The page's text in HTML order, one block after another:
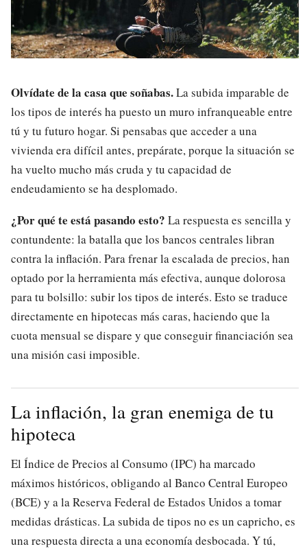
Olvídate de la casa que soñabas.La subida imparable de
los tipos de interés ha puesto un muro infranqueable entre
tú y tu futuro hogar. Si pensabas que acceder a una
vivienda era difícil antes, prepárate, porque la situación se
ha vuelto mucho más cruda y tu capacidad de
endeudamiento se ha desplomado.
¿Por qué te está pasando esto? La respuesta es sencilla y
contundente: la batalla que los bancos centrales libran
contra la inflación. Para frenar la escalada de precios, han
optado por la herramienta más efectiva, aunque dolorosa
para tu bolsillo: subir los tipos de interés. Esto se traduce
directamente en hipotecas más caras, haciendo que la
cuota mensual se dispare y que conseguir financiación sea
una misión casi imposible.
La inflación, la gran enemiga de tu
hipoteca
El Índice de Precios al Consumo (IPC) ha marcado
máximos históricos, obligando al Banco Central Europeo
(BCE) y a la Reserva Federal de Estados Unidos a tomar
medidas drásticas. La subida de tipos no es un capricho, es
una respuesta directa a una economía desbocada. Y tú,